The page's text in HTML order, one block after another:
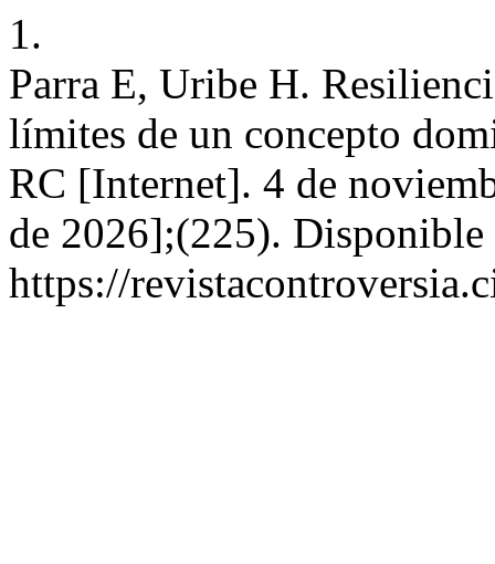
1.
Parra E, Uribe H.
límites de un concepto
RC [Internet]. 4 de
de 2026];(225). Disponible
https://